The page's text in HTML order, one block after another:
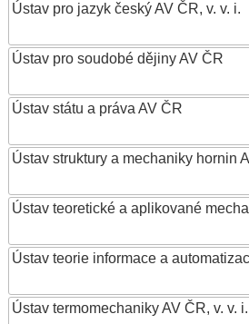
Ústav pro jazyk český AV ČR, v. v. i.
Ústav pro soudobé dějiny AV ČR
Ústav státu a práva AV ČR
Ústav struktury a mechaniky hornin
Ústav teoretické a aplikované
Ústav teorie informace a
Ústav termomechaniky AV ČR, v. v. i.